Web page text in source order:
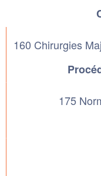
160 Chirurgies
175